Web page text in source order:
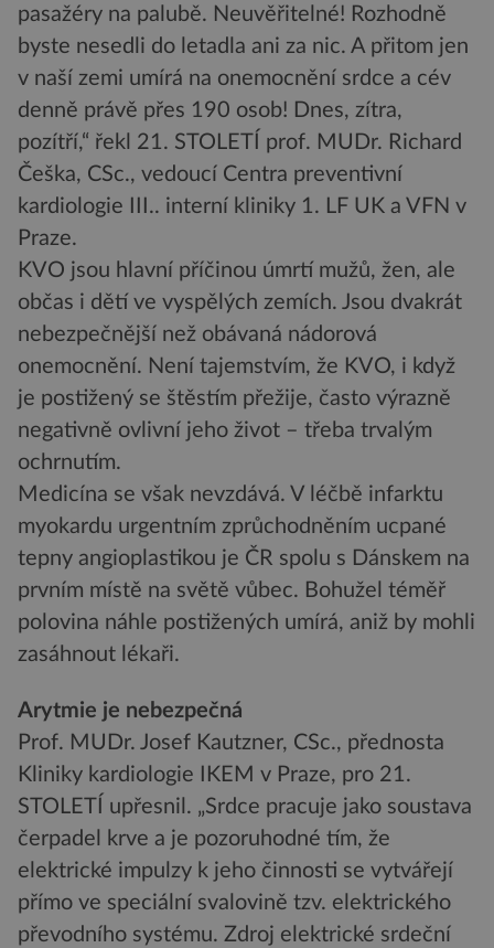
pasažéry na palubě. Neuvěřitelné! Rozhodně
byste nesedli do letadla ani za nic. A přitom jen
v naší zemi umírá na onemocnění srdce a cév
denně právě přes 190 osob! Dnes, zítra,
pozítří,“ řekl 21. STOLETÍ prof. MUDr. Richard
Češka, CSc., vedoucí Centra preventivní
kardiologie III.. interní kliniky 1. LF UK a VFN v
Praze.
KVO jsou hlavní příčinou úmrtí mužů, žen, ale
občas i dětí ve vyspělých zemích. Jsou dvakrát
nebezpečnější než obávaná nádorová
onemocnění. Není tajemstvím, že KVO, i když
je postižený se štěstím přežije, často výrazně
negativně ovlivní jeho život – třeba trvalým
ochrnutím.
Medicína se však nevzdává. V léčbě infarktu
myokardu urgentním zprůchodněním ucpané
tepny angioplastikou je ČR spolu s Dánskem na
prvním místě na světě vůbec. Bohužel téměř
polovina náhle postižených umírá, aniž by mohli
zasáhnout lékaři.
Arytmie je nebezpečná
Prof. MUDr. Josef Kautzner, CSc., přednosta
Kliniky kardiologie IKEM v Praze, pro 21.
STOLETÍ upřesnil. „Srdce pracuje jako soustava
čerpadel krve a je pozoruhodné tím, že
elektrické impulzy k jeho činnosti se vytvářejí
přímo ve speciální svalovině tzv. elektrického
převodního systému. Zdroj elektrické srdeční